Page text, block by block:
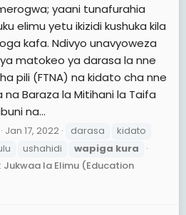
yaani tunafurahia
elimu yetu ikizidi kushuka kila
kafa. Ndivyo unavyoweza
matokeo ya darasa la nne
pili (FTNA) na kidato cha nne
na Baraza la Mitihani la Taifa
na...
Jan 17, 2022 darasa
kidato
ushahidi wapiga kura
Jukwaa la Elimu (Education